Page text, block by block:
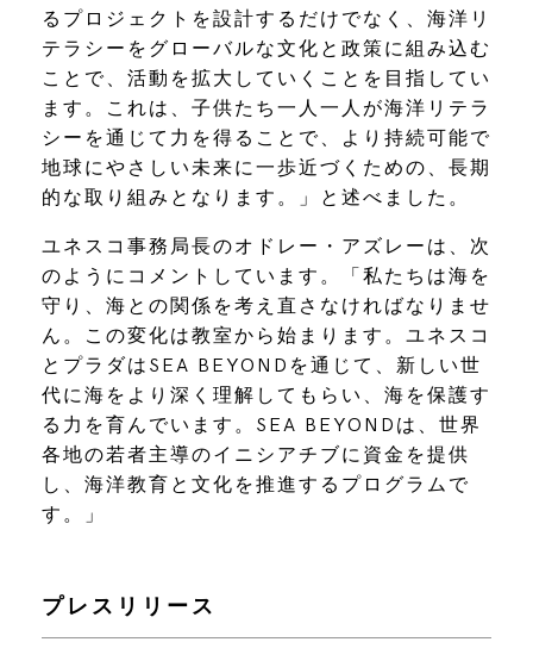
るプロジェクトを設計するだけでなく、海洋リ
テラシーをグローバルな文化と政策に組み込む
ことで、活動を拡大していくことを目指してい
ます。これは、子供たち一人一人が海洋リテラ
シーを通じて力を得ることで、より持続可能で
地球にやさしい未来に一歩近づくための、長期
的な取り組みとなります。」と述べました。
ユネスコ事務局長のオドレー・アズレーは、次
のようにコメントしています。「私たちは海を
守り、海との関係を考え直さなければなりませ
ん。この変化は教室から始まります。ユネスコ
とプラダはSEA BEYONDを通じて、新しい世
代に海をより深く理解してもらい、海を保護す
る力を育んでいます。SEA BEYONDは、世界
各地の若者主導のイニシアチブに資金を提供
し、海洋教育と文化を推進するプログラムで
す。」
プレスリリース